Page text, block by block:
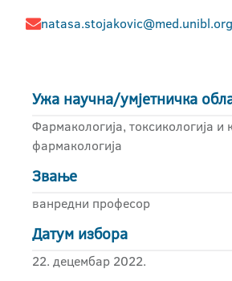
natasa.stojakovic@med.unibl.org
Ужа научна/умјетничка
Фармакологија, токсикологија и
фармакологија
Звање
ванредни професор
Датум избора
22. децембар 2022.